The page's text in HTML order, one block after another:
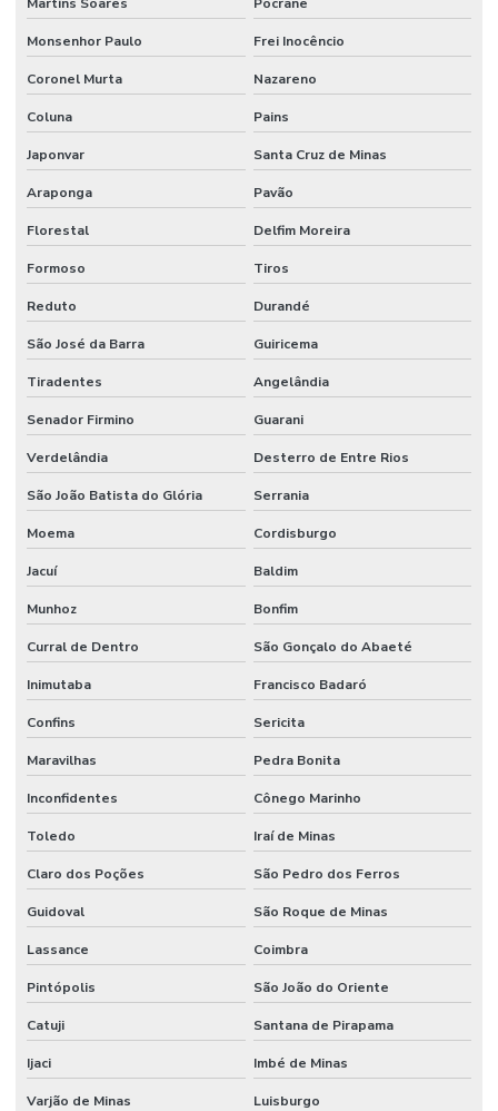
Monsenhor Paulo Frei Inocêncio
Coronel Murta Nazareno
Coluna Pains
Japonvar Santa Cruz de Minas
Araponga Pavão
Florestal Delfim Moreira
Formoso Tiros
Reduto Durandé
São José da Barra Guiricema
Tiradentes Angelândia
Senador Firmino Guarani
Verdelândia Desterro de Entre Rios
São João Batista do Glória Serrania
Moema Cordisburgo
Jacuí Baldim
Munhoz Bonfim
Curral de Dentro São Gonçalo do Abaeté
Inimutaba Francisco Badaró
Confins Sericita
Maravilhas Pedra Bonita
Inconfidentes Cônego Marinho
Toledo Iraí de Minas
Claro dos Poções São Pedro dos Ferros
Guidoval São Roque de Minas
Lassance Coimbra
Pintópolis São João do Oriente
Catuji Santana de Pirapama
Ijaci Imbé de Minas
Varjão de Minas Luisburgo